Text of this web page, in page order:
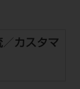
カスタマ
わせ